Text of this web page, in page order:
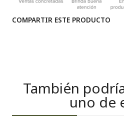
COMPARTIR ESTE PRODUCTO
También
uno de